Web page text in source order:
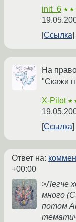
init_6
Ссылка
На
"Скажи
X-Pilot
Ссылка
Ответ на:
+00:00
>Легче
много
потом